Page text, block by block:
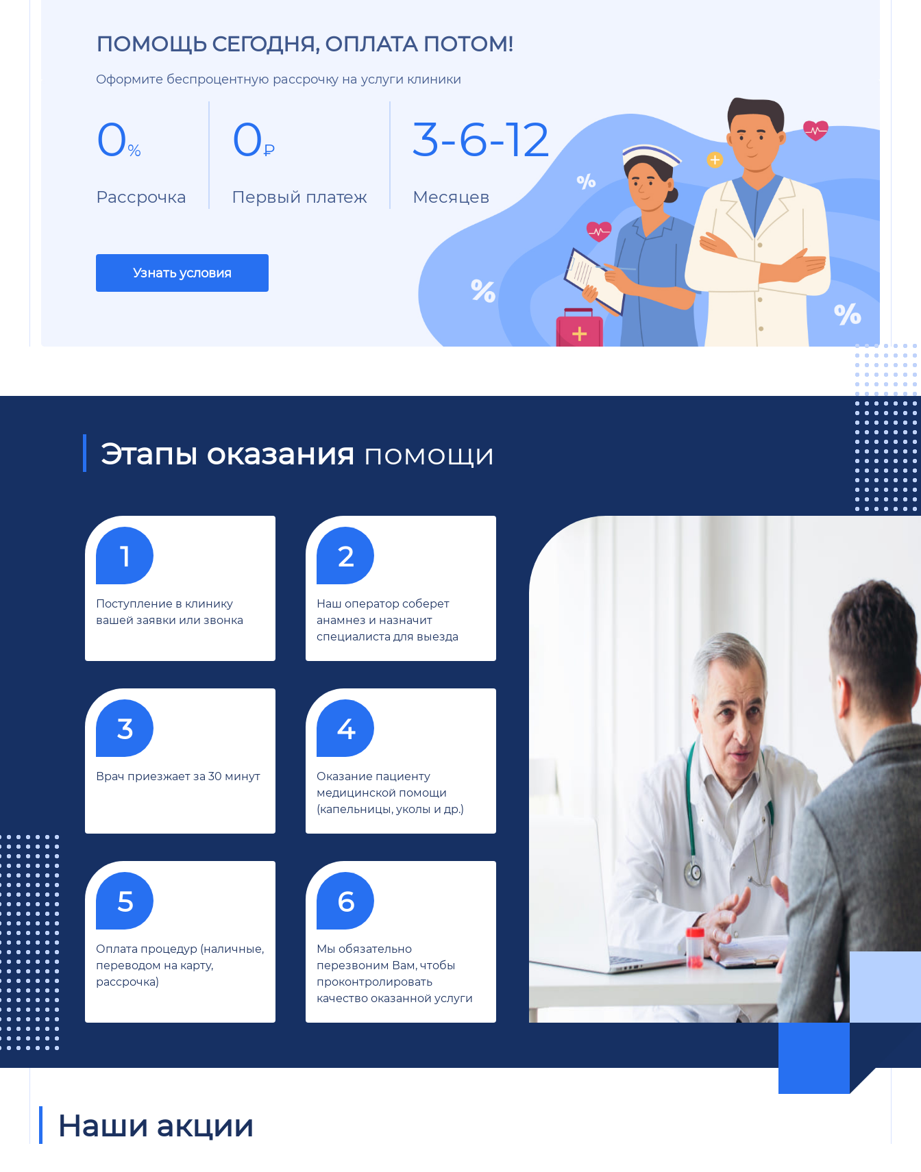
ПОМОЩЬ СЕГОДНЯ, ОПЛАТА ПОТОМ!
Оформите беспроцентную рассрочку на услуги клиники
0%
Рассрочка
0₽
Первый платеж
3-6-12
Месяцев
Узнать условия
Этапы оказания помощи
Поступление в клинику
вашей заявки или звонка
Наш оператор соберет
анамнез и назначит
специалиста для выезда
Врач приезжает за 30 минут
Оказание пациенту
медицинской помощи
(капельницы, уколы и др.)
Оплата процедур (наличные,
переводом на карту,
рассрочка)
Мы обязательно
перезвоним Вам, чтобы
проконтролировать
качество оказанной услуги
Наши акции